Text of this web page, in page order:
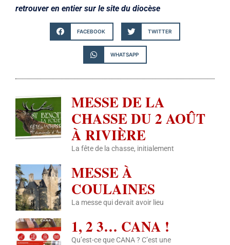
retrouver en entier sur le site du diocèse
FACEBOOK TWITTER
WHATSAPP
MESSE DE LA
CHASSE DU 2 AOÛT
À RIVIÈRE
La fête de la chasse, initialement
MESSE À
COULAINES
La messe qui devait avoir lieu
1, 2 3… CANA !
Qu’est-ce que CANA ? C’est une